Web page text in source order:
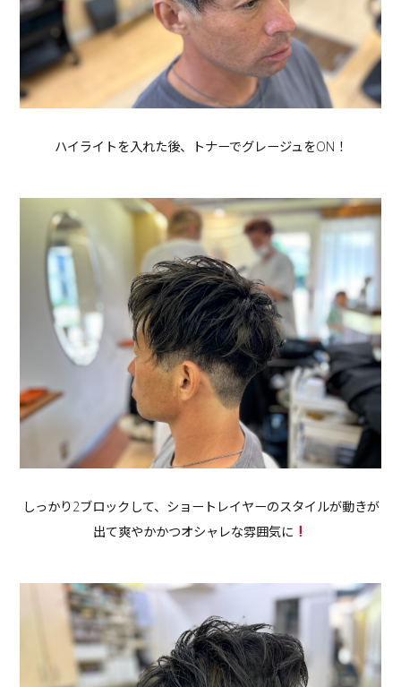
ハイライトを入れた後、トナーでグレージュをON！
しっかり2ブロックして、ショートレイヤーのスタイルが動きが
出て爽やかかつオシャレな雰囲気に